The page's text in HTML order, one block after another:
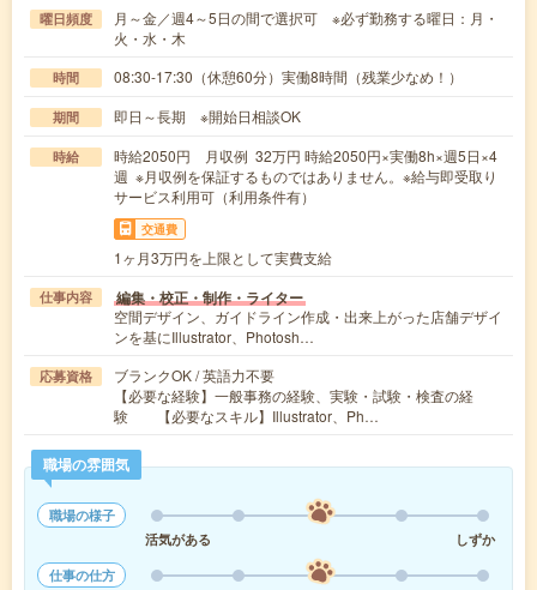
曜日頻度
月～金／週4～5日の間で選択可 ※必ず勤務する曜日：月・
火・水・木
時間 08:30-17:30（休憩60分）実働8時間（残業少なめ！）
期間 即日～長期 ※開始日相談OK
時給
時給2050円 月収例 32万円 時給2050円×実働8h×週5日×4
週 ※月収例を保証するものではありません。※給与即受取り
サービス利用可（利用条件有）
交通費
1ヶ月3万円を上限として実費支給
仕事内容 編集・校正・制作・ライター
空間デザイン、ガイドライン作成・出来上がった店舗デザイ
ンを基にIllustrator、Photosh…
応募資格
ブランクOK / 英語力不要
【必要な経験】一般事務の経験、実験・試験・検査の経
験 【必要なスキル】Illustrator、Ph…
職場の雰囲気
職場の様子
活気がある
しずか
仕事の仕方